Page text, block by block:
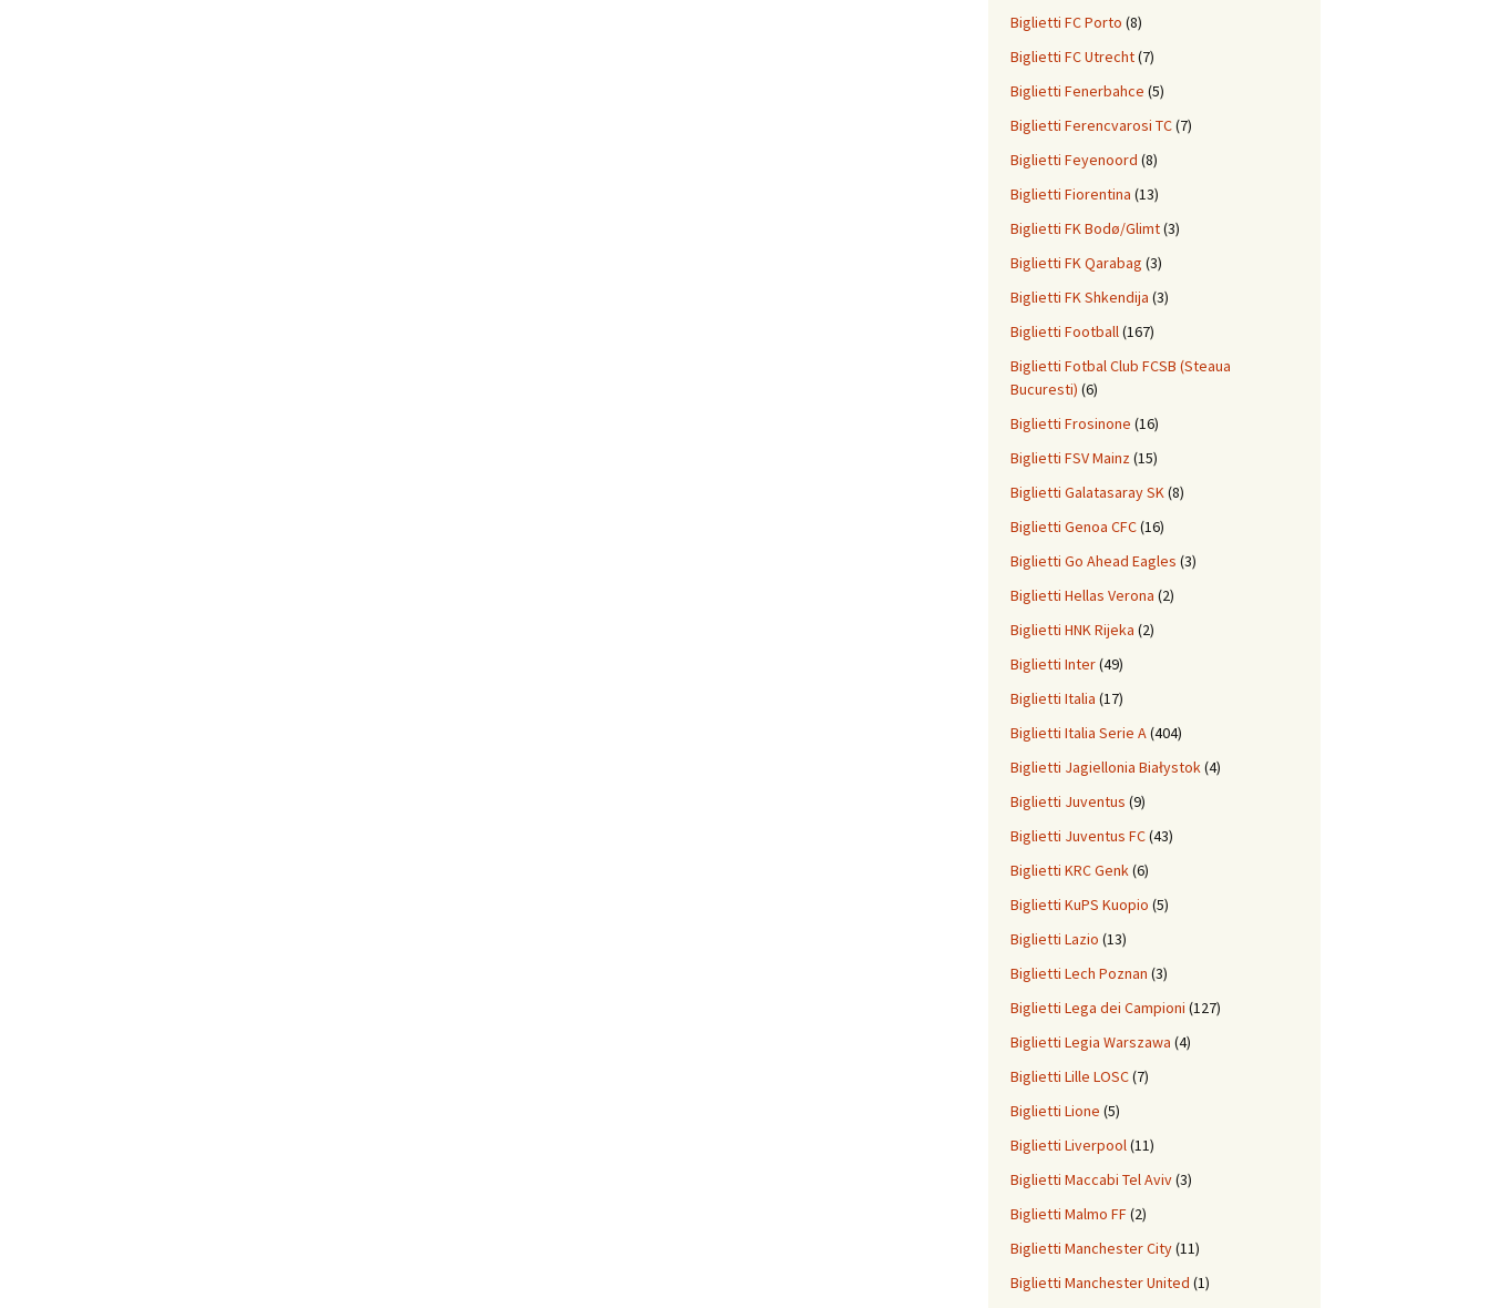
Biglietti FC Porto (8)
Biglietti FC Utrecht(7)
Biglietti Fenerbahce (5)
Biglietti Ferencvarosi TC(7)
Biglietti Feyenoord (8)
Biglietti Fiorentina (13)
Biglietti FK Bodø/Glimt(3)
Biglietti FK Qarabag (3)
Biglietti FK Shkendija (3)
Biglietti Football(167)
Biglietti Fotbal Club FCSB (Steaua
Bucuresti) (6)
Biglietti Frosinone (16)
Biglietti FSV Mainz(15)
Biglietti Galatasaray SK(8)
Biglietti Genoa CFC(16)
Biglietti Go Ahead Eagles (3)
Biglietti Hellas Verona (2)
Biglietti HNK Rijeka (2)
Biglietti Inter(49)
Biglietti Italia (17)
Biglietti Italia Serie A(404)
Biglietti Jagiellonia Białystok(4)
Biglietti Juventus (9)
Biglietti Juventus FC(43)
Biglietti KRC Genk(6)
Biglietti KuPS Kuopio (5)
Biglietti Lazio (13)
Biglietti Lech Poznan (3)
Biglietti Lega dei Campioni (127)
Biglietti Legia Warszawa (4)
Biglietti Lille LOSC(7)
Biglietti Lione (5)
Biglietti Liverpool(11)
Biglietti Maccabi Tel Aviv(3)
Biglietti Malmo FF(2)
Biglietti Manchester City(11)
Biglietti Manchester United (1)